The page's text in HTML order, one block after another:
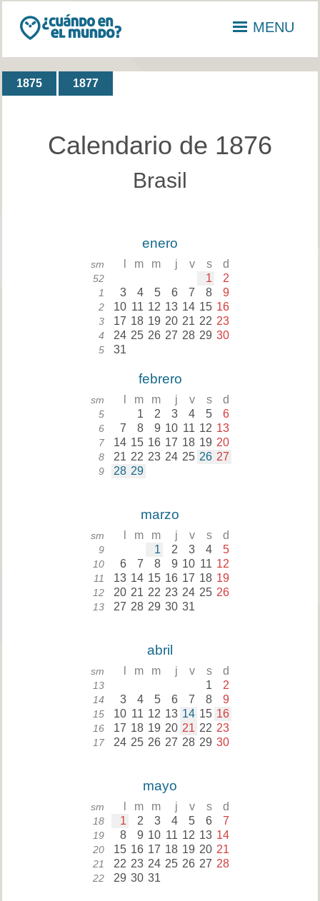
MENU
1875 1877
Calendario de 1876
Brasil
enero
sm m m j v s d
52 1 2
1 3 4 5 6 7 8 9
2 10 11 12 13 14 15 16
3 17 18 19 20 21 22 23
4 24 25 26 27 28 29 30
5 31
febrero
sm m m j v s d
5 1 2 3 4 5 6
6 7 8 9 10 11 12 13
7 14 15 16 17 18 19 20
8 21 22 23 24 25 26 27
9 28 29
marzo
sm m m j v s d
9 1 2 3 4 5
10 6 7 8 9 10 11 12
11 13 14 15 16 17 18 19
12 20 21 22 23 24 25 26
13 27 28 29 30 31
abril
sm m m j v s d
13 1 2
14 3 4 5 6 7 8 9
15 10 11 12 13 14 15 16
16 17 18 19 20 21 22 23
17 24 25 26 27 28 29 30
mayo
sm m m j v s d
18 1 2 3 4 5 6 7
19 8 9 10 11 12 13 14
20 15 16 17 18 19 20 21
21 22 23 24 25 26 27 28
22 29 30 31